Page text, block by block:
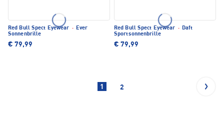
Red Bull Spect Eyewear · Ever
Sonnenbrille
€ 79,99
Red Bull Spect Eyewear · Daft
Sportsonnenbrille
€ 79,99
1 2